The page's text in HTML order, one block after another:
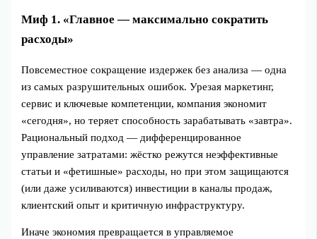
Миф 1. «Главное — максимально сократить
расходы»
Повсеместное сокращение издержек без анализа — одна
из самых разрушительных ошибок. Урезая маркетинг,
сервис и ключевые компетенции, компания экономит
«сегодня», но теряет способность зарабатывать «завтра».
Рациональный подход — дифференцированное
управление затратами: жёстко режутся неэффективные
статьи и «фетишные» расходы, но при этом защищаются
(или даже усиливаются) инвестиции в каналы продаж,
клиентский опыт и критичную инфраструктуру.
Иначе экономия превращается в управляемое